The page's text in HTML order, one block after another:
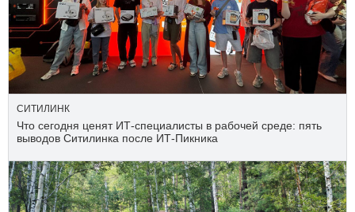
СИТИЛИНК
Что сегодня ценят ИТ-специалисты в рабочей среде: пять
выводов Ситилинка после ИТ-Пикника